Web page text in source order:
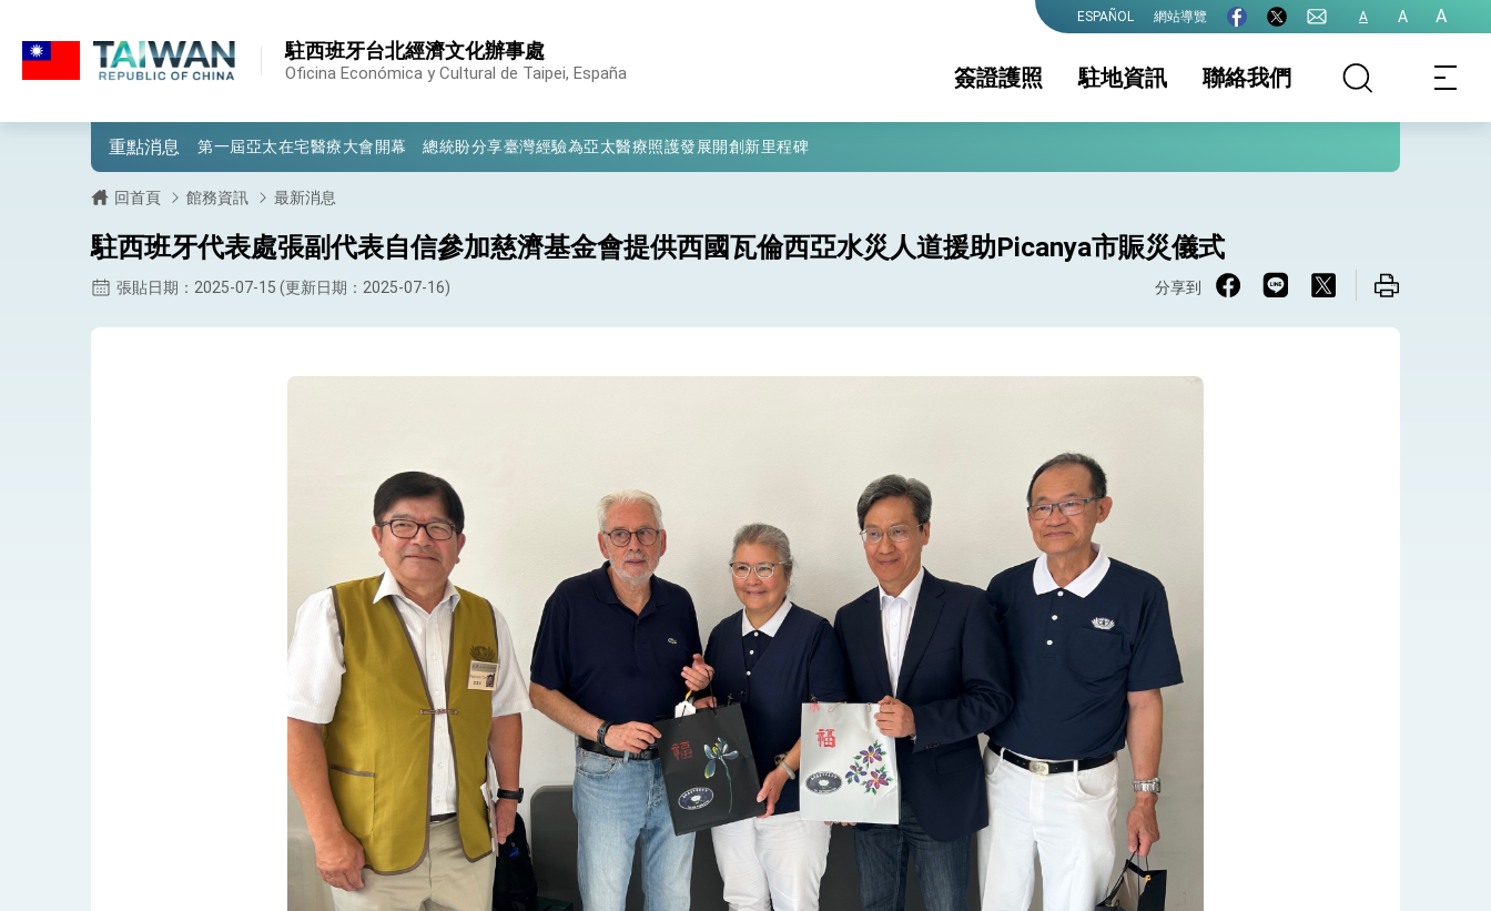
ESPAÑOL 網站導覽 A A A
駐西班牙台北經濟文化辦事處
Oficina Económica y Cultural de Taipei, España 簽證護照
護照 簽證
文件認證
網站
駐地資訊
簽證及入境須知 國家相關資訊
生活資訊
構
聯絡我們
重點消息
外交部重要言論
第一屆亞太在宅醫療大會開幕 總統盼分享臺灣經驗為亞太醫療照護發展開創新里程碑
外交部發布WHA文宣影片「台灣醫療點亮世界」及「台灣智慧醫療與健康產業展」預告短片，向世界展現台灣守護全球健康的創新能量
總統出訪史瓦帝尼返國談話 強調臺灣人有權利走向世界 盼與理念相近國家共同維護國際秩序
堅定走向世界 賴總統抵達史瓦帝尼王國進行國是訪問
總統與五院院長新春茶敘 盼化分歧為團結、為國家邁出合作第一步
總統接受「法新社」（AFP）專訪內容
外交部長林佳龍於《外交事務》撰文指出：自由世界 需要台灣，團結合作方能守護繁榮
外交部長林佳龍出席《台灣光華雜誌》50週年慶「見證蛻變，分享世界的光華」開幕式，期許數位轉 型迎向下個50年
總統主持「台美經濟繁榮夥伴對話」記者會 說明臺美合作三大戰略方向 盼與民主夥伴共同引領 下一個世代的繁榮
外交部長林佳龍接受印尼「時代雜誌」專訪，闡述印太安全局勢，籲深化台印尼半導體供應鏈合作
副總統接見美參議員蓋耶哥 強調美國是臺灣重要合作夥伴
外交部長林佳龍午宴歡迎美國聯邦參議員蓋耶哥訪問團
外交部長林佳龍接見美國智庫「德國馬歇爾基金會」訪問團一行，深化跨大西洋戰略夥伴關係
臺美經貿談判獲階段性成果 卓揆期勉爭取時間完成「臺美對等貿易協定」簽署
卓揆：臺美關稅談判階段性結果有助臺灣取得有利戰略地位 全力支持「臺美對等貿易協定」簽署
回首頁 館務資訊 最新消息
駐西班牙代表處張副代表自信參加慈濟基金會提供西國瓦倫西亞水災人道援助Picanya市賑災儀式
張貼日期：2025-07-15 (更新日期：2025-07-16) 分享到